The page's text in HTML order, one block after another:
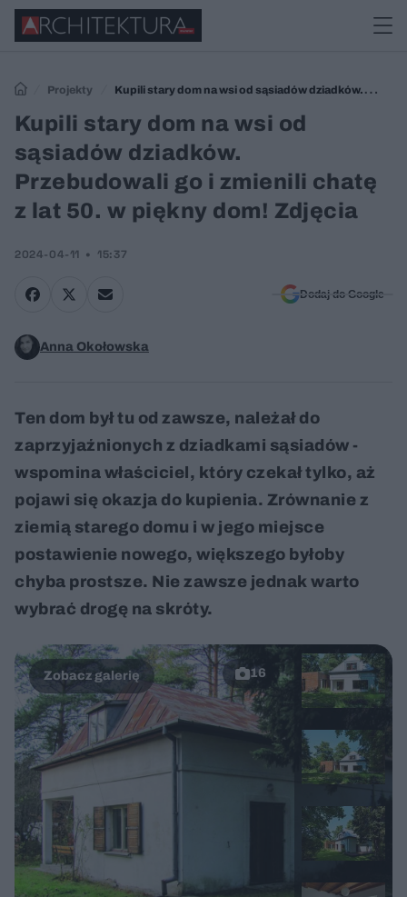
Projekty
Kupili stary dom na wsi od sąsiadów dziadków.
Przebudowali go i zmienili chatę z lat 50. w piękny dom! Zdjęcia
Kupili stary dom na wsi od
sąsiadów dziadków.
Przebudowali go i zmienili chatę
z lat 50. w piękny dom! Zdjęcia
2024-04-11 15:37
Dodaj do Google
Anna Okołowska
Ten dom był tu od zawsze, należał do
zaprzyjaźnionych z dziadkami sąsiadów -
wspomina właściciel, który czekał tylko, aż
pojawi się okazja do kupienia. Zrównanie z
ziemią starego domu i w jego miejsce
postawienie nowego, większego byłoby
chyba prostsze. Nie zawsze jednak warto
wybrać drogę na skróty.
16